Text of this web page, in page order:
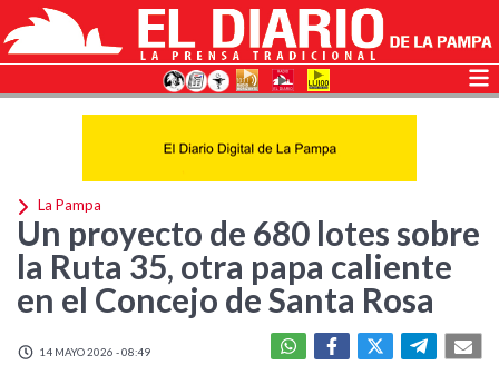
La Pampa
Un proyecto de 680 lotes sobre
la Ruta 35, otra papa caliente
en el Concejo de Santa Rosa
14 MAYO 2026 - 08:49